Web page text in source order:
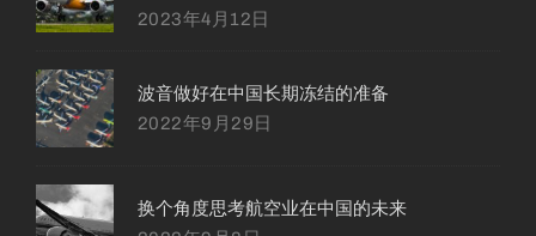
2023年4月12日
波音做好在中国长期冻结的准备
2022年9月29日
换个角度思考航空业在中国的未来